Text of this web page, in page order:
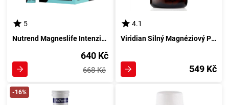
5
Nutrend Magneslife Intenzivní 1200ml bez aroma
640 Kč
668 Kč
4.1
Viridian Silný Magnéziový Prípravek 300mg 120 kapsul
549 Kč
-16%